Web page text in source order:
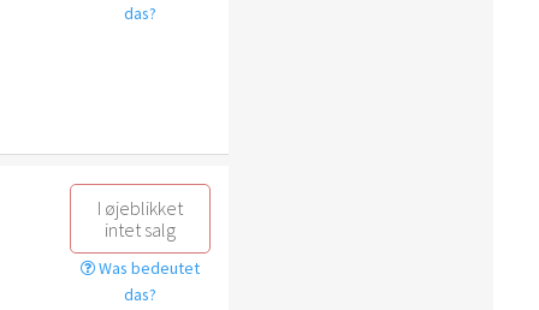
das?
I øjeblikket
intet salg
Was bedeutet
das?